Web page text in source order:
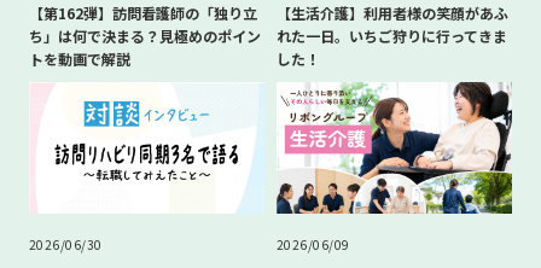
【第162弾】訪問看護師の「独り立
ち」は何で決まる？見極めのポイン
トを動画で解説
【生活介護】利用者様の笑顔があふ
れた一日。いちご狩りに行ってきま
した！
2026/06/30 2026/06/09